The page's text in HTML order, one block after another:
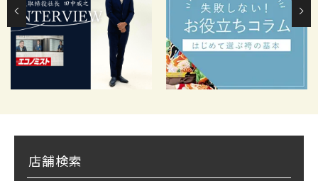
店舗検索